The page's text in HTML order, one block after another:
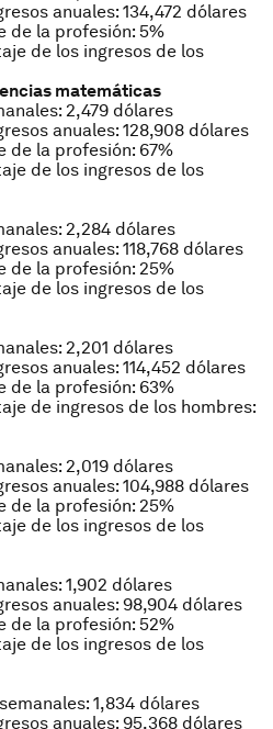
anuales: 134,472 dólares
de la profesión: 5%
de los ingresos de los
matemáticas
2,479 dólares
anuales: 128,908 dólares
de la profesión: 67%
de los ingresos de los
2,284 dólares
anuales: 118,768 dólares
de la profesión: 25%
de los ingresos de los
2,201 dólares
anuales: 114,452 dólares
de la profesión: 63%
de ingresos de los hombres:
2,019 dólares
anuales: 104,988 dólares
de la profesión: 25%
de los ingresos de los
1,902 dólares
anuales: 98,904 dólares
de la profesión: 52%
de los ingresos de los
1,834 dólares
anuales: 95,368 dólares